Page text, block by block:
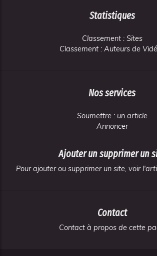
Statistiques
Classement : Sites
Classement : Auteurs de
Nos services
Soumettre : un article
Annoncer
Ajouter un supprimer un
Pour ajouter ou supprimer un site, voir
Contact
Contact à propos de cette